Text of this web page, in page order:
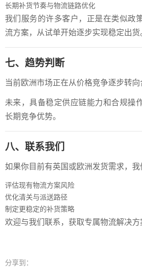
长期补货节奏与物流链路优化
我们服务的许多客户，正是在类似政
流方案，从试单开始逐步实现稳定出货
七、趋势判断
当前欧洲市场正在从价格竞争逐步转向
未来，具备稳定供应链能力和合规操
长期竞争优势。
八、联系我们
如果你目前有英国或欧洲发货需求，我
评估现有物流方案风险
优化清关与派送路径
制定更稳定的补货策略
欢迎与我们联系，获取专属物流解决方
分享到：